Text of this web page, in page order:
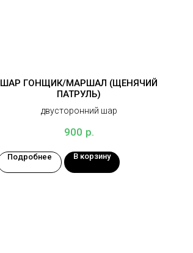
ШАР ГОНЩИК/МАРШАЛ (ЩЕНЯЧИЙ
ПАТРУЛЬ)
двусторонний шар
900 р.
Подробнее В корзину